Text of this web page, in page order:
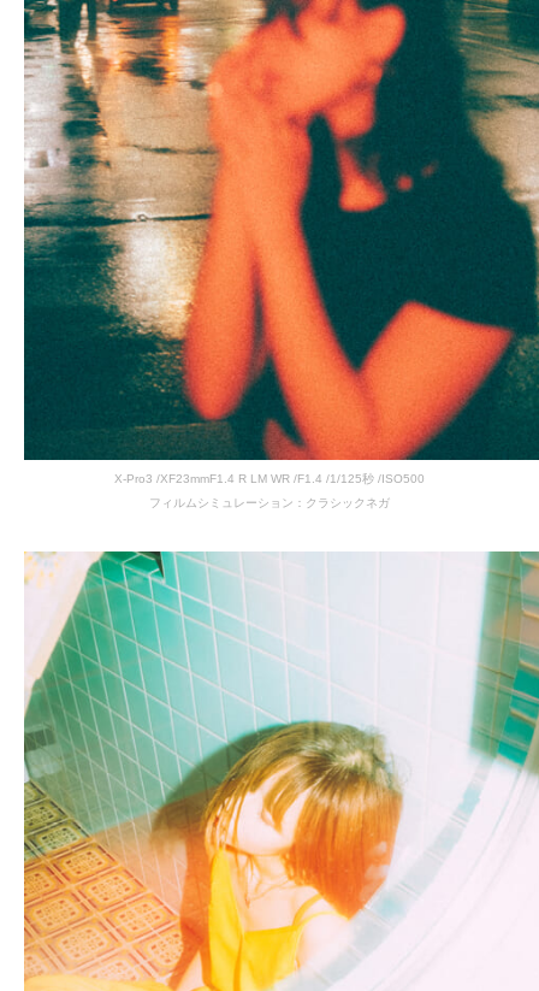
X-Pro3 /XF23mmF1.4 R LM WR /F1.4 /1/125秒 /ISO500
フィルムシミュレーション：クラシックネガ